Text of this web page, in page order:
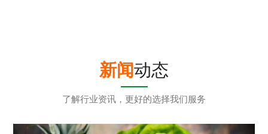
新闻动态
了解行业资讯，更好的选择我们服务